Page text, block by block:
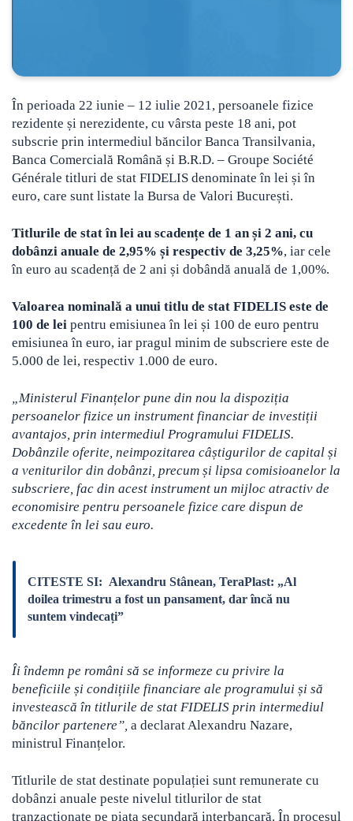
În perioada 22 iunie – 12 iulie 2021, persoanele fizice
rezidente și nerezidente, cu vârsta peste 18 ani, pot
subscrie prin intermediul băncilor Banca Transilvania,
Banca Comercială Română și B.R.D. – Groupe Société
Générale titluri de stat FIDELIS denominate în lei și în
euro, care sunt listate la Bursa de Valori București.
Titlurile de stat în lei au scadențe de 1 an și 2 ani, cu
dobânzi anuale de 2,95% și respectiv de 3,25%, iar cele
în euro au scadență de 2 ani și dobândă anuală de 1,00%.
Valoarea nominală a unui titlu de stat FIDELIS este de
100 de lei pentru emisiunea în lei și 100 de euro pentru
emisiunea în euro, iar pragul minim de subscriere este de
5.000 de lei, respectiv 1.000 de euro.
„Ministerul Finanțelor pune din nou la dispoziția
persoanelor fizice un instrument financiar de investiții
avantajos, prin intermediul Programului FIDELIS.
Dobânzile oferite, neimpozitarea câștigurilor de capital și
a veniturilor din dobânzi, precum și lipsa comisioanelor la
subscriere, fac din acest instrument un mijloc atractiv de
economisire pentru persoanele fizice care dispun de
excedente în lei sau euro.
CITESTE SI: Alexandru Stânean, TeraPlast: „Al
doilea trimestru a fost un pansament, dar încă nu
suntem vindecați”
Îi îndemn pe români să se informeze cu privire la
beneficiile și condițiile financiare ale programului și să
investească în titlurile de stat FIDELIS prin intermediul
băncilor partenere”, a declarat Alexandru Nazare,
ministrul Finanțelor.
Titlurile de stat destinate populației sunt remunerate cu
dobânzi anuale peste nivelul titlurilor de stat
tranzacționate pe piața secundară interbancară. În procesul